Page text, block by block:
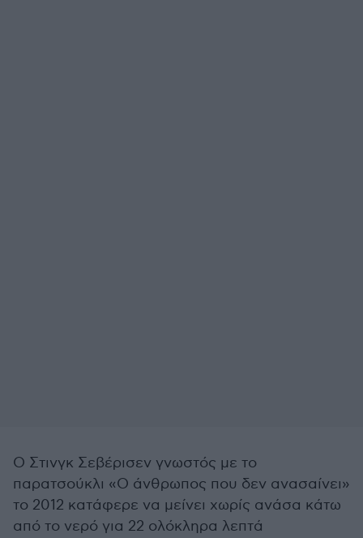
Ο Στινγκ Σεβέρισεν γνωστός με το
παρατσούκλι «Ο άνθρωπος που δεν ανασαίνει»
το 2012 κατάφερε να μείνει χωρίς ανάσα κάτω
από το νερό για 22 ολόκληρα λεπτά